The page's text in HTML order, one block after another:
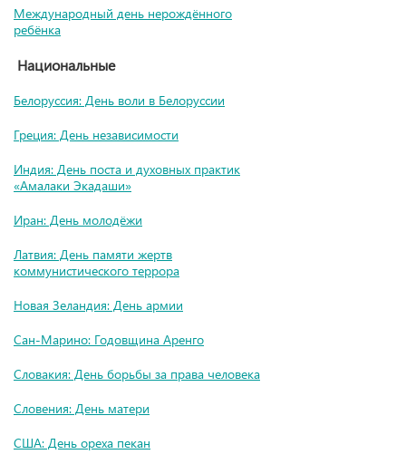
Международный день нерождённого
ребёнка
Национальные
Белоруссия: День воли в Белоруссии
Греция: День независимости
Индия: День поста и духовных практик
«Амалаки Экадаши»
Иран: День молодёжи
Латвия: День памяти жертв
коммунистического террора
Новая Зеландия: День армии
Сан-Марино: Годовщина Аренго
Словакия: День борьбы за права человека
Словения: День матери
США: День ореха пекан